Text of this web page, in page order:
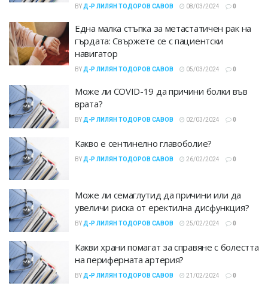
BY Д-Р ЛИЛЯН ТОДОРОВ САВОВ 08/03/2024 0
Една малка стъпка за метастатичен рак на
гърдата: Свържете се с пациентски
навигатор
BY Д-Р ЛИЛЯН ТОДОРОВ САВОВ 05/03/2024 0
Може ли COVID-19 да причини болки във
врата?
BY Д-Р ЛИЛЯН ТОДОРОВ САВОВ 02/03/2024 0
Какво е сентинелно главоболие?
BY Д-Р ЛИЛЯН ТОДОРОВ САВОВ 26/02/2024 0
Може ли семаглутид да причини или да
увеличи риска от еректилна дисфункция?
BY Д-Р ЛИЛЯН ТОДОРОВ САВОВ 25/02/2024 0
Какви храни помагат за справяне с болестта
на периферната артерия?
BY Д-Р ЛИЛЯН ТОДОРОВ САВОВ 21/02/2024 0